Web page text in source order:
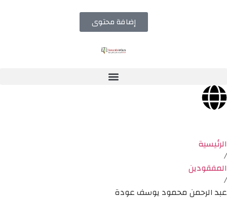
إضافة محتوى
الرئيسية
/
المفقودين
/
عبد الرحمن محمود يوسف عودة